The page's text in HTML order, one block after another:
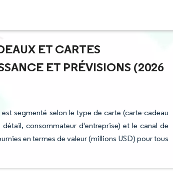
ET CARTES
ET PRÉVISIONS (2026
segmenté selon le type de carte (carte-cadeau
consommateur d'entreprise) et le canal de
en termes de valeur (millions USD) pour tous